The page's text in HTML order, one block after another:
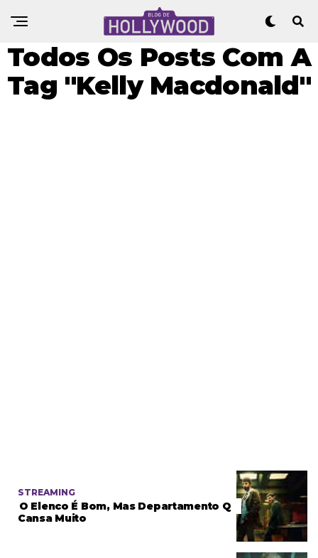
Todos Os Posts Com A
Tag "Kelly Macdonald"
STREAMING
O Elenco É Bom, Mas Departamento Q
Cansa Muito